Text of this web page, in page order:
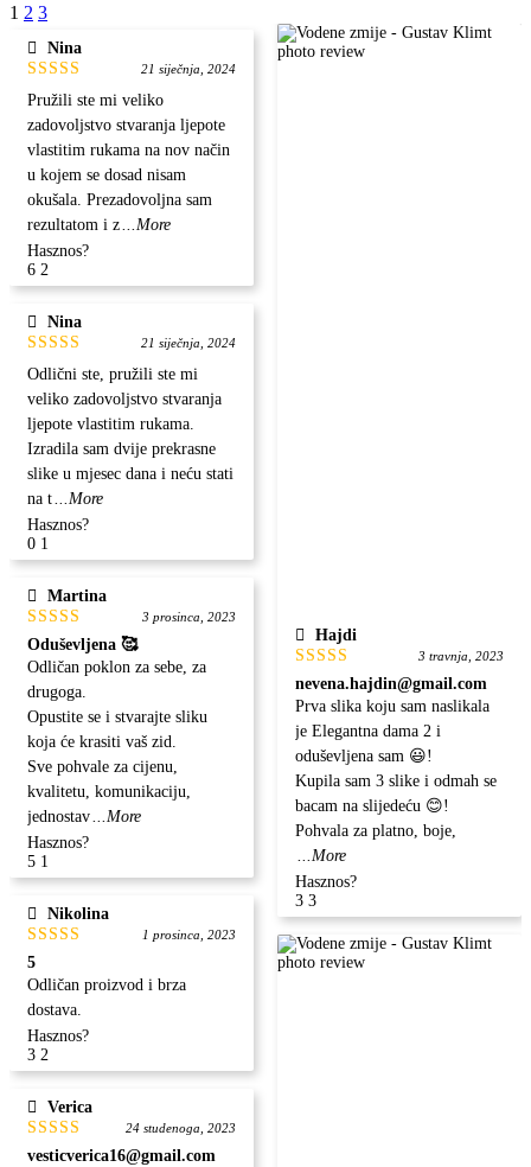
1 2 3
Nina
Ocjenjeno
5 od 5
21 siječnja, 2024
Pružili ste mi veliko
zadovoljstvo stvaranja ljepote
vlastitim rukama na nov način
u kojem se dosad nisam
okušala. Prezadovoljna sam
rezultatom i z
...More
Hasznos?
6 2
Nina
Ocjenjeno
5od 5
21 siječnja, 2024
Odlični ste, pružili ste mi
veliko zadovoljstvo stvaranja
ljepote vlastitim rukama.
Izradila sam dvije prekrasne
slike u mjesec dana i neću stati
na t
...More
Hasznos?
0 1
Martina
Ocjenjeno
5 od 5
3 prosinca, 2023
Oduševljena 🥰
Odličan poklon za sebe, za
drugoga.
Opustite se i stvarajte sliku
koja će krasiti vaš zid.
Sve pohvale za cijenu,
kvalitetu, komunikaciju,
jednostav
...More
Hasznos?
5 1
Nikolina
Ocjenjeno
5 od 5
1 prosinca, 2023
5
Odličan proizvod i brza
dostava.
Hasznos?
3 2
Verica
Ocjenjeno
24 studenoga, 2023
vesticverica16@gmail.com
Hajdi
Ocjenjeno
5 od 5
3 travnja, 2023
nevena.hajdin@gmail.com
Prva slika koju sam naslikala
je Elegantna dama 2 i
oduševljena sam 😃!
Kupila sam 3 slike i odmah se
bacam na slijedeću 😊!
Pohvala za platno, boje,
...More
Hasznos?
3 3